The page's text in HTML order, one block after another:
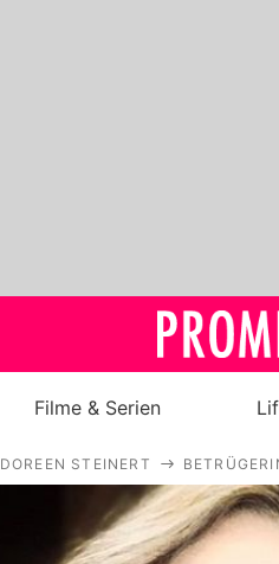
Filme & Serien
DOREEN STEINERT